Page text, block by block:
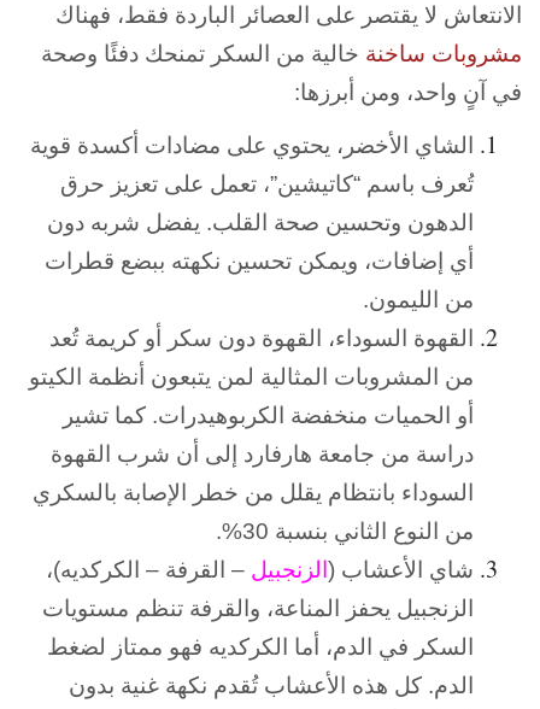
الانتعاش لا يقتصر على العصائر الباردة فقط، فهناك
مشروبات ساخنة خالية من السكر تمنحك دفئًا وصحة
في آنٍ واحد، ومن أبرزها:
الشاي الأخضر، يحتوي على مضادات أكسدة قوية
تُعرف باسم “كاتيشين”، تعمل على تعزيز حرق
الدهون وتحسين صحة القلب. يفضل شربه دون
أي إضافات، ويمكن تحسين نكهته ببضع قطرات
من الليمون.
القهوة السوداء، القهوة دون سكر أو كريمة تُعد
من المشروبات المثالية لمن يتبعون أنظمة الكيتو
أو الحميات منخفضة الكربوهيدرات. كما تشير
دراسة من جامعة هارفارد إلى أن شرب القهوة
السوداء بانتظام يقلل من خطر الإصابة بالسكري
من النوع الثاني بنسبة 30%.
شاي الأعشاب ( الزنجبيل – القرفة – الكركديه)،
الزنجبيل يحفز المناعة، والقرفة تنظم مستويات
السكر في الدم، أما الكركديه فهو ممتاز لضغط
الدم. كل هذه الأعشاب تُقدم نكهة غنية بدون